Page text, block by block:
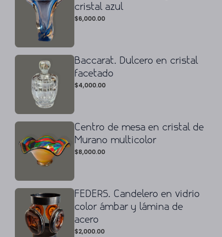
cristal azul
$6,000.00
Baccarat. Dulcero en cristal
facetado
$4,000.00
Centro de mesa en cristal de
Murano multicolor
$8,000.00
FEDERS. Candelero en vidrio
color ámbar y lámina de
acero
$2,000.00